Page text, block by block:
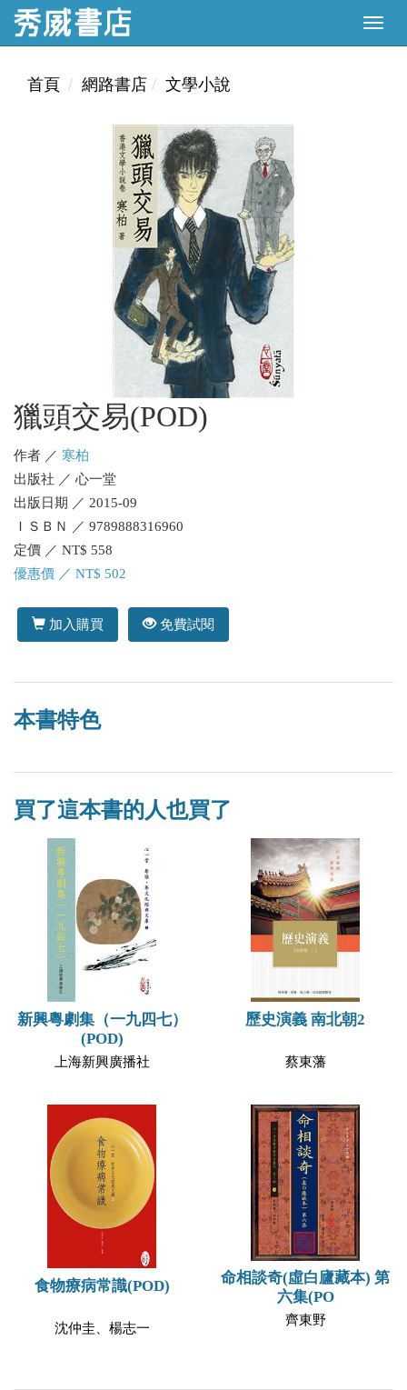
首頁 網路書店 文學小說
獵頭交易(POD)
作者 ／ 寒柏
出版社 ／ 心一堂
出版日期 ／ 2015-09
ＩＳＢＮ ／ 9789888316960
定價 ／ NT$ 558
優惠價 ／ NT$ 502
加入購買 免費試閱
本書特色
買了這本書的人也買了
新興粵劇集（一九四七）
(POD)
上海新興廣播社
歷史演義 南北朝2
蔡東藩
食物療病常識(POD)
沈仲圭、楊志一
命相談奇(虛白廬藏本) 第
六集(PO
齊東野